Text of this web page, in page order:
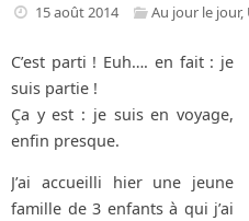
15 août 2014 Au jour le jour,
C’est parti ! Euh…. en fait : je
suis partie !
Ça y est : je suis en voyage,
enfin presque.
J’ai accueilli hier une jeune
famille de 3 enfants à qui j’ai